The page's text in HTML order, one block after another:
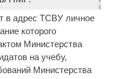
в адрес ТСВУ личное
которого
Министерства
на учебу,
Министерства